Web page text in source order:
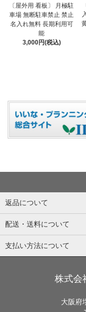
〔屋外用 看板〕 月極駐
車場 無断駐車禁止 禁止
名入れ無料 長期利用可
能
3,000円(税込)
返品について
配送・送料について
支払い方法について
株式会
大阪府